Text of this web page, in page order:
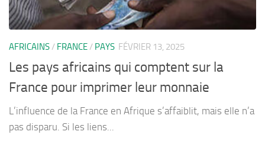
AFRICAINS / FRANCE / PAYS FÉVRIER 13, 2025
Les pays africains qui comptent sur la
France pour imprimer leur monnaie
L’influence de la France en Afrique s’affaiblit, mais elle n’a
pas disparu. Si les liens...